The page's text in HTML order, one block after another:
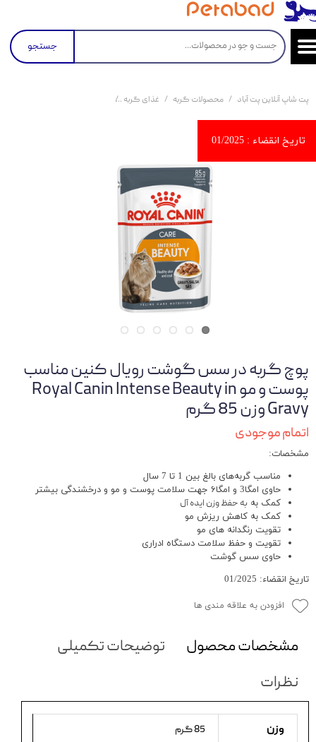
جستجو
پت شاپ آنلاین پت آباد محصولات گربه غذای گربه
پوچ گربه در سس گوشت رویال کنین مناسب
پوست و مو Royal Canin Intense Beauty in
Gravy وزن 85 گرم
اتمام موجودی
مشخصات:
مناسب گربه‌های بالغ بین 1 تا 7 سال
حاوی امگا3 و امگا۶ جهت سلامت پوست و مو و درخشندگی بیشتر
کمک به به حفظ وزن ایده آل
کمک به کاهش ریزش مو
تقویت رنگدانه های مو
تقویت و حفظ سلامت دستگاه ادراری
حاوی سس گوشت
تاریخ انقضاء: 01/2025
افزودن به علاقه مندی ها
مشخصات محصول
توضیحات تکمیلی
نظرات
وزن 85 گرم